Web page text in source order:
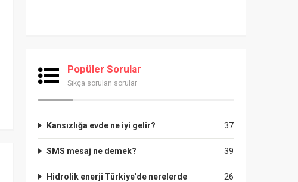
Popüler Sorular
Sıkça sorulan sorular
37
Kansızlığa evde ne iyi gelir?
39
SMS mesaj ne demek?
26
Hidrolik enerji Türkiye'de nerelerde